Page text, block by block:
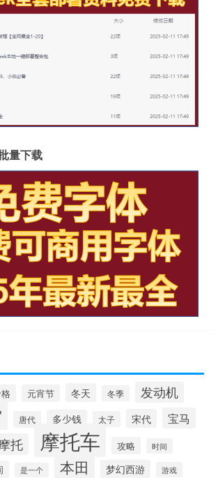
量下载
元宵节 冬天 冬季 发动机
唐代 多少钱 太子 宋代 宝马
摩托 摩托车 攻略 时间
是一个 本田 梦幻西游 游戏